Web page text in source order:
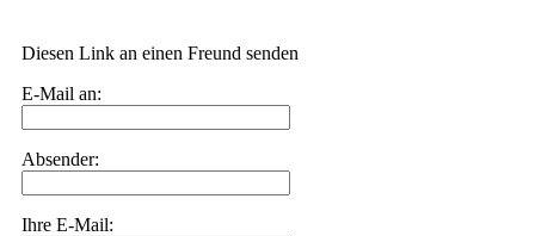
Diesen Link an einen Freund senden
E-Mail an:
Absender:
Ihre E-Mail: